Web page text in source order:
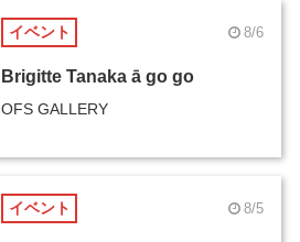
イベント 8/6
Brigitte Tanaka ā go go
OFS GALLERY
イベント 8/5